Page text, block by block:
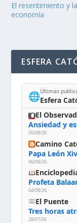
El resentimiento y la
economía
ESFERA
🌐Últimas
Esfera
El
Ansiedad y
05/08/26
Camino
06/08/26
Profeta
04/08/26
El Puente
Tres horas
28/07/26